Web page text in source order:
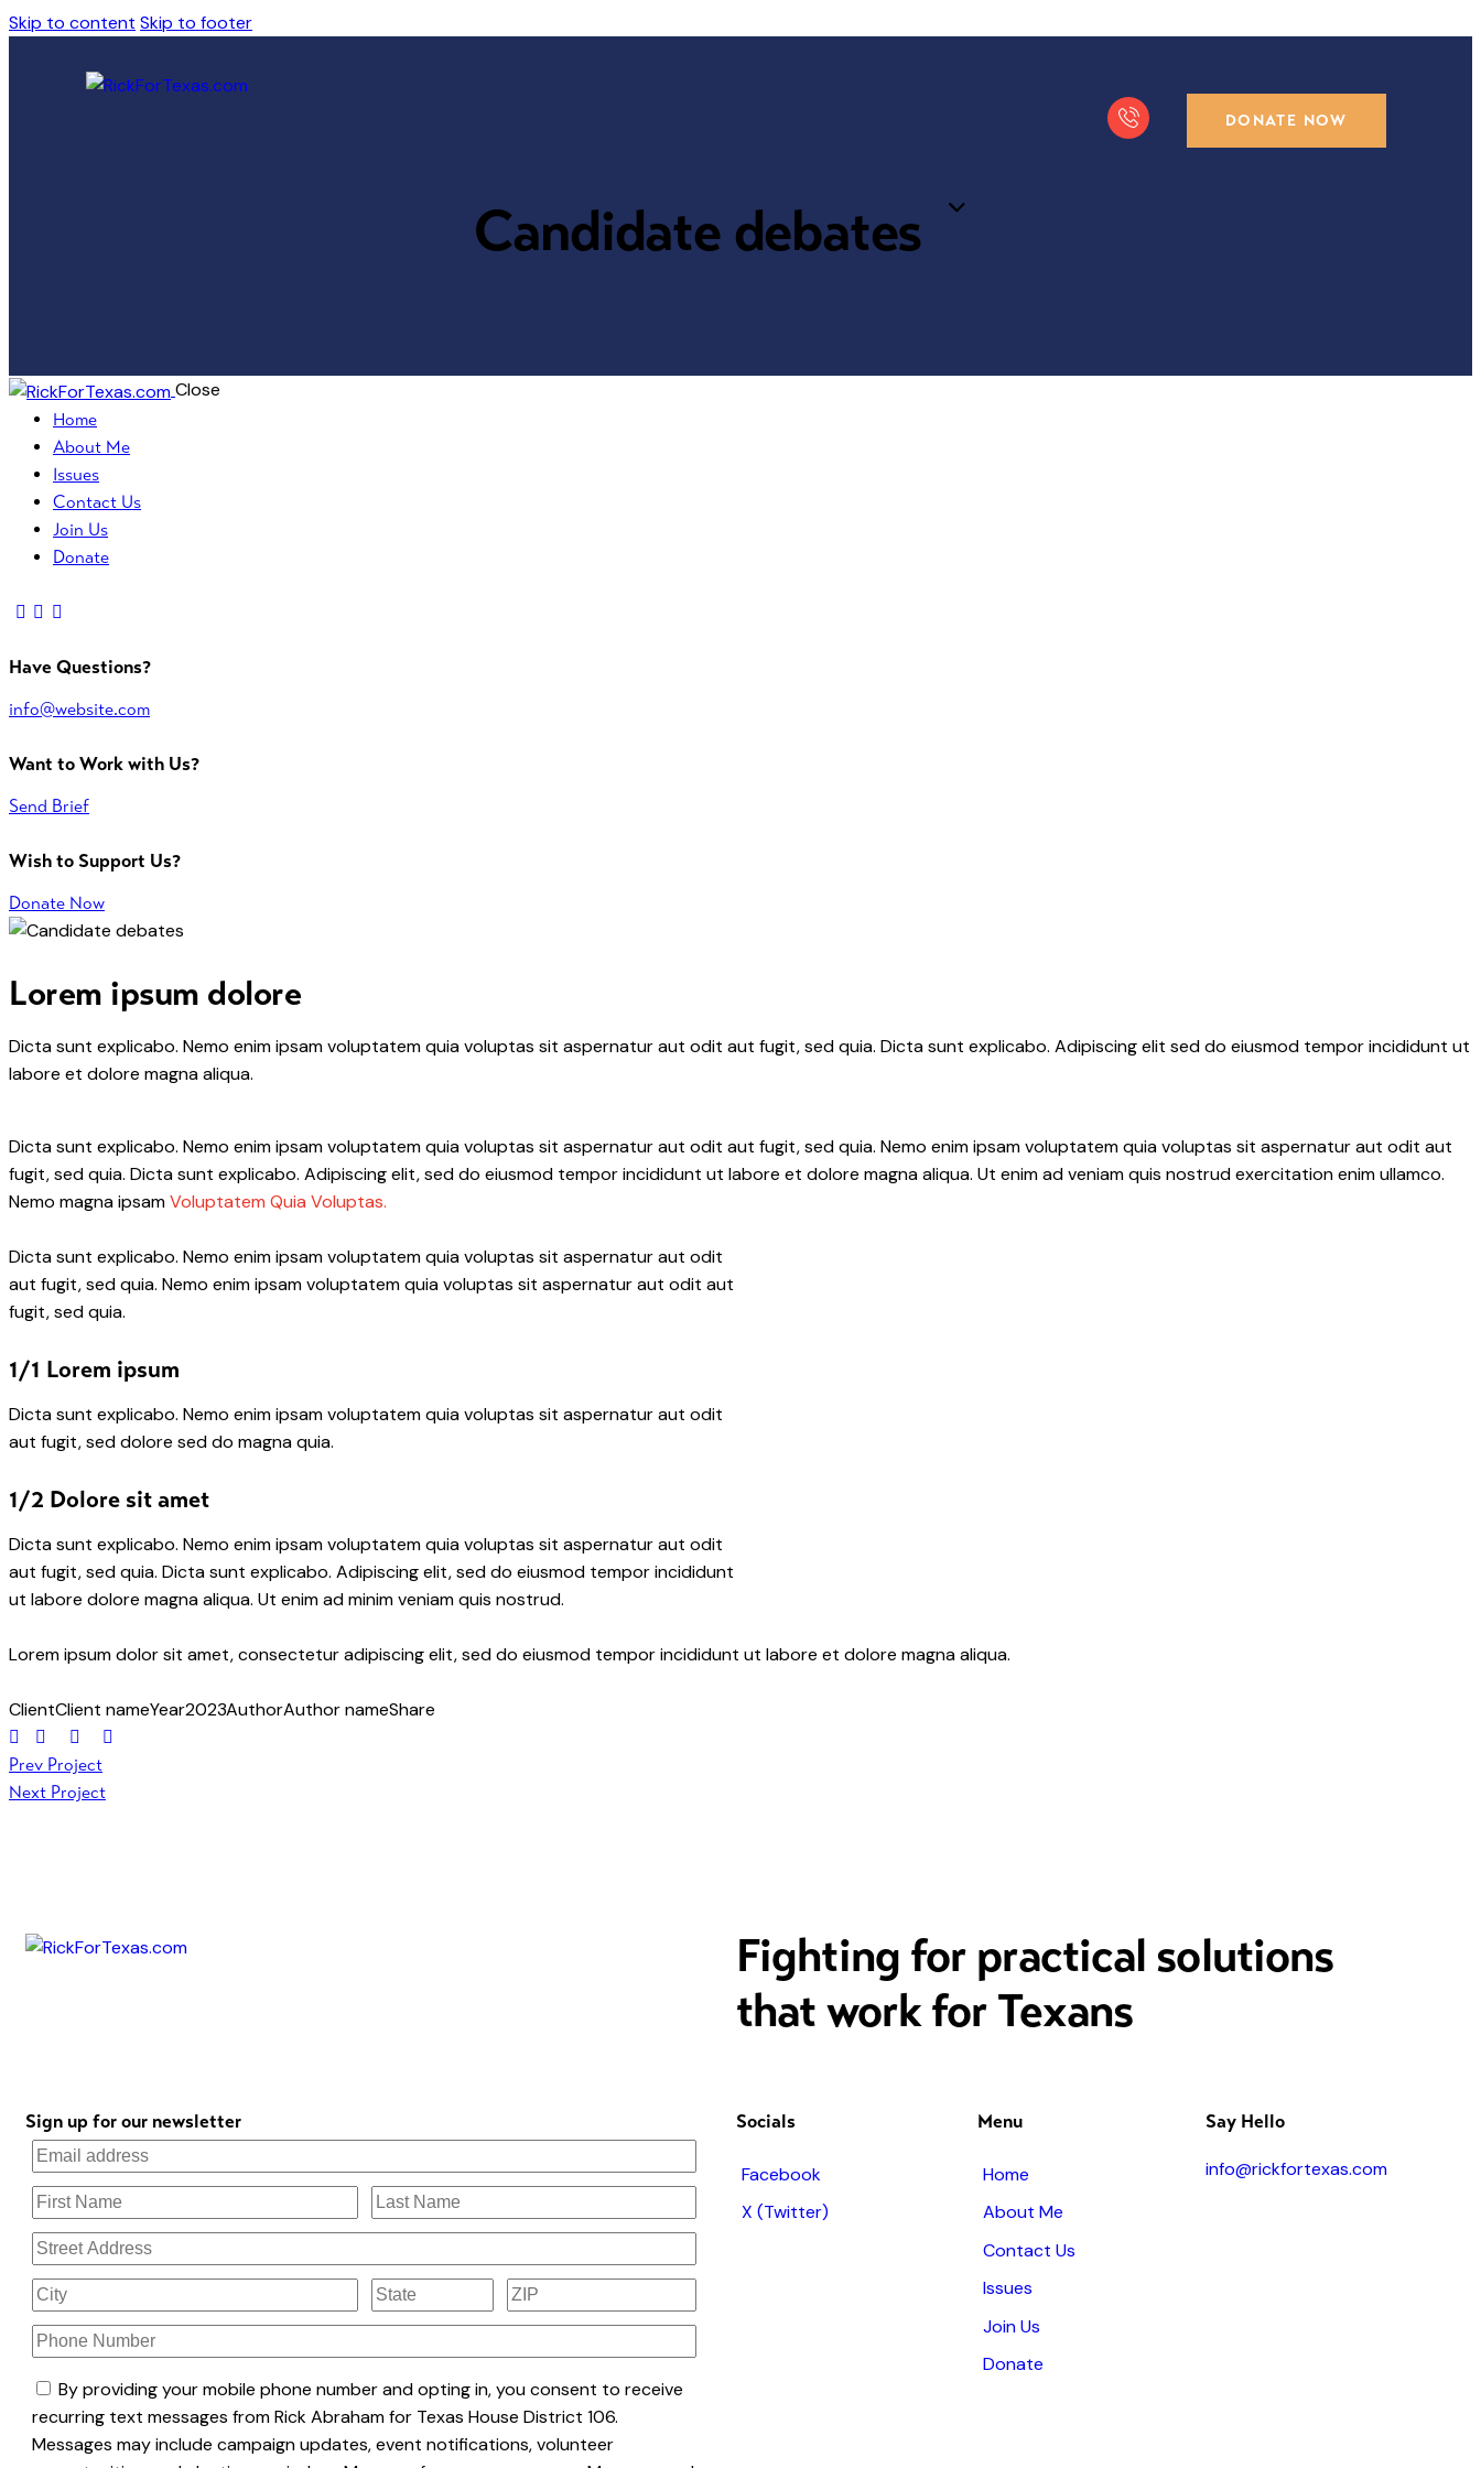
Skip to content Skip to footer
DONATE NOW
Candidate debates
Close
Home
About Me
Issues
Contact Us
Join Us
Donate
Have Questions?
info@website.com
Want to Work with Us?
Send Brief
Wish to Support Us?
Donate Now
Lorem ipsum dolore
Dicta sunt explicabo. Nemo enim ipsam voluptatem quia voluptas sit aspernatur aut odit aut fugit, sed quia. Dicta sunt explicabo. Adipiscing elit sed do eiusmod tempor incididunt ut
labore et dolore magna aliqua.
Dicta sunt explicabo. Nemo enim ipsam voluptatem quia voluptas sit aspernatur aut odit aut fugit, sed quia. Nemo enim ipsam voluptatem quia voluptas sit aspernatur aut odit aut
fugit, sed quia. Dicta sunt explicabo. Adipiscing elit, sed do eiusmod tempor incididunt ut labore et dolore magna aliqua. Ut enim ad veniam quis nostrud exercitation enim ullamco.
Nemo magna ipsamVoluptatem Quia Voluptas.
Dicta sunt explicabo. Nemo enim ipsam voluptatem quia voluptas sit aspernatur aut odit
aut fugit, sed quia. Nemo enim ipsam voluptatem quia voluptas sit aspernatur aut odit aut
fugit, sed quia.
1/1 Lorem ipsum
Dicta sunt explicabo. Nemo enim ipsam voluptatem quia voluptas sit aspernatur aut odit
aut fugit, sed dolore sed do magna quia.
1/2 Dolore sit amet
Dicta sunt explicabo. Nemo enim ipsam voluptatem quia voluptas sit aspernatur aut odit
aut fugit, sed quia. Dicta sunt explicabo. Adipiscing elit, sed do eiusmod tempor incididunt
ut labore dolore magna aliqua. Ut enim ad minim veniam quis nostrud.
Lorem ipsum dolor sit amet, consectetur adipiscing elit, sed do eiusmod tempor incididunt ut labore et dolore magna aliqua.
ClientClient nameYear2023AuthorAuthor nameShare
Prev Project
Next Project
Fighting for practical solutions
that work for Texans
Sign up for our newsletter
By providing your mobile phone number and opting in, you consent to receive
recurring text messages from Rick Abraham for Texas House District 106.
Messages may include campaign updates, event notifications, volunteer
Socials
Facebook
X (Twitter)
Menu
Home
About Me
Contact Us
Issues
Join Us
Donate
Say Hello
info@rickfortexas.com